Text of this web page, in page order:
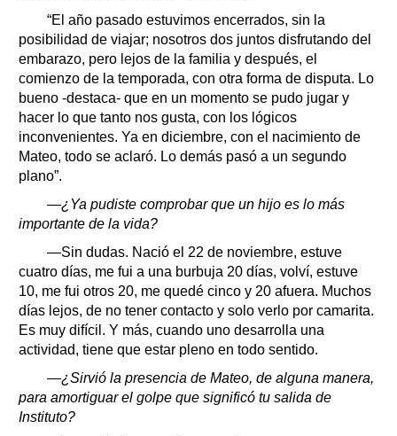
“El año pasado estuvimos encerrados, sin la
posibilidad de viajar; nosotros dos juntos disfrutando del
embarazo, pero lejos de la familia y después, el
comienzo de la temporada, con otra forma de disputa. Lo
bueno -destaca- que en un momento se pudo jugar y
hacer lo que tanto nos gusta, con los lógicos
inconvenientes. Ya en diciembre, con el nacimiento de
Mateo, todo se aclaró. Lo demás pasó a un segundo
plano”.
—¿Ya pudiste comprobar que un hijo es lo más
importante de la vida?
—Sin dudas. Nació el 22 de noviembre, estuve
cuatro días, me fui a una burbuja 20 días, volví, estuve
10, me fui otros 20, me quedé cinco y 20 afuera. Muchos
días lejos, de no tener contacto y solo verlo por camarita.
Es muy difícil. Y más, cuando uno desarrolla una
actividad, tiene que estar pleno en todo sentido.
—¿Sirvió la presencia de Mateo, de alguna manera,
para amortiguar el golpe que significó tu salida de
Instituto?